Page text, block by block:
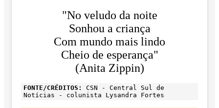
"No veludo da noite
Sonhou a criança
Com mundo mais lindo
Cheio de esperança"
(Anita Zippin)
FONTE/CRÉDITOS:
CSN - Central Sul de
Notícias - colunista Lysandra Fortes